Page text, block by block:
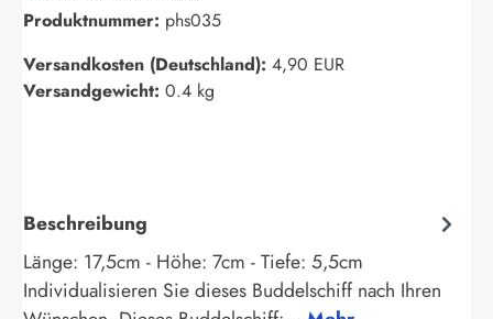
Produktnummer: phs035
Versandkosten (Deutschland): 4,90 EUR
Versandgewicht: 0.4 kg
Beschreibung
Länge: 17,5cm - Höhe: 7cm - Tiefe: 5,5cm
Individualisieren Sie dieses Buddelschiff nach Ihren